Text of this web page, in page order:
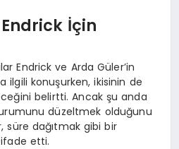
İçin
Endrick ve Arda Güler’in
ilgili konuşurken, ikisinin de
belirtti. Ancak şu anda
düzeltmek olduğunu
süre dağıtmak gibi bir
ifade etti.